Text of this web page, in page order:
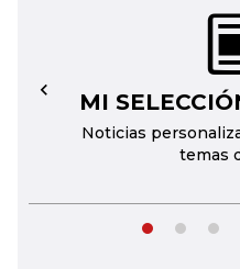
MI
Noticias
temas
←